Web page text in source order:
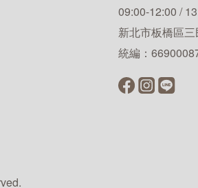
09:00-12:00 /
新北市板橋區
統編：